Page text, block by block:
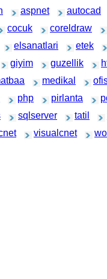
aspnet autocad
cocuk coreldraw
elsanatlari etek
giyim guzellik
medikal
php pirlanta
sqlserver tatil
visualcnet